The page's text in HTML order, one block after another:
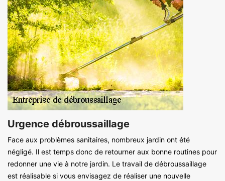
Urgence débroussaillage
Face aux problèmes sanitaires, nombreux jardin ont été
négligé. Il est temps donc de retourner aux bonne routines pour
redonner une vie à notre jardin. Le travail de débroussaillage
est réalisable si vous envisagez de réaliser une nouvelle